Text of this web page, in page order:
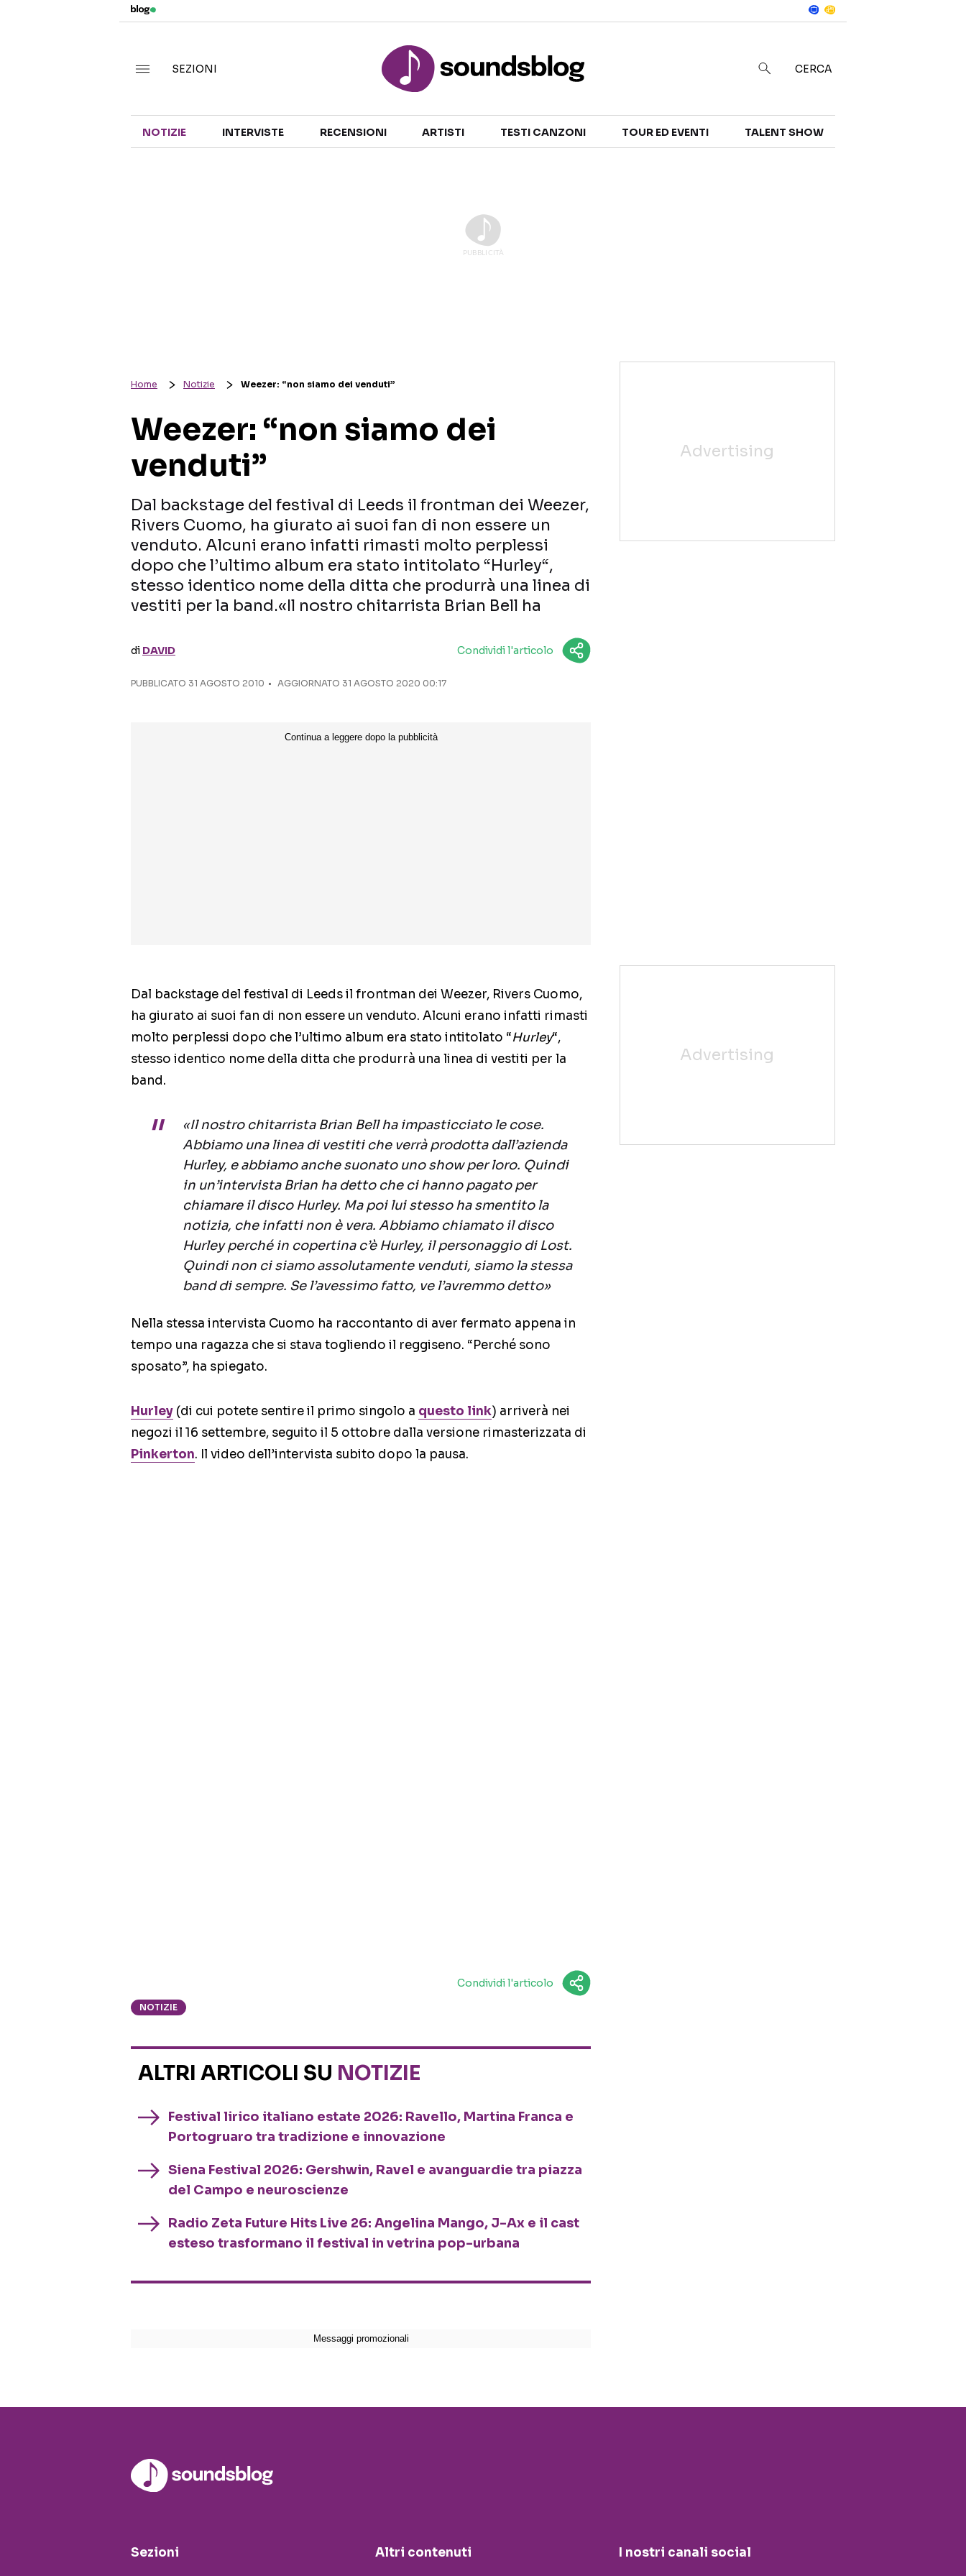
TALENT SHOW
SEZIONI CERCA
NOTIZIE INTERVISTE RECENSIONI ARTISTI TESTI CANZONI TOUR ED EVENTI TALENT SHOW
Home Notizie Weezer: “non siamo dei venduti”
Weezer: “non siamo dei
venduti”
Dal backstage del festival di Leeds il frontman dei Weezer,
Rivers Cuomo, ha giurato ai suoi fan di non essere un
venduto. Alcuni erano infatti rimasti molto perplessi
dopo che l’ultimo album era stato intitolato “Hurley“,
stesso identico nome della ditta che produrrà una linea di
vestiti per la band.«Il nostro chitarrista Brian Bell ha
di DAVID Condividi l'articolo
PUBBLICATO 31 AGOSTO 2010 AGGIORNATO 31 AGOSTO 2020 00:17
Dal backstage del festival di Leeds il frontman dei Weezer, Rivers Cuomo,
ha giurato ai suoi fan di non essere un venduto. Alcuni erano infatti rimasti
molto perplessi dopo che l’ultimo album era stato intitolato “Hurley“,
stesso identico nome della ditta che produrrà una linea di vestiti per la
band.
«Il nostro chitarrista Brian Bell ha impasticciato le cose.
Abbiamo una linea di vestiti che verrà prodotta dall’azienda
Hurley, e abbiamo anche suonato uno show per loro. Quindi
in un’intervista Brian ha detto che ci hanno pagato per
chiamare il disco Hurley. Ma poi lui stesso ha smentito la
notizia, che infatti non è vera. Abbiamo chiamato il disco
Hurley perché in copertina c’è Hurley, il personaggio di Lost.
Quindi non ci siamo assolutamente venduti, siamo la stessa
band di sempre. Se l’avessimo fatto, ve l’avremmo detto»
Nella stessa intervista Cuomo ha raccontanto di aver fermato appena in
tempo una ragazza che si stava togliendo il reggiseno. “Perché sono
sposato”, ha spiegato.
Hurley (di cui potete sentire il primo singolo a questo link) arriverà nei
negozi il 16 settembre, seguito il 5 ottobre dalla versione rimasterizzata di
Pinkerton. Il video dell’intervista subito dopo la pausa.
Condividi l'articolo
NOTIZIE
ALTRI ARTICOLI SU NOTIZIE
Festival lirico italiano estate 2026: Ravello, Martina Franca e
Portogruaro tra tradizione e innovazione
Siena Festival 2026: Gershwin, Ravel e avanguardie tra piazza
del Campo e neuroscienze
Radio Zeta Future Hits Live 26: Angelina Mango, J-Ax e il cast
esteso trasformano il festival in vetrina pop-urbana
Sezioni Altri contenuti I nostri canali social